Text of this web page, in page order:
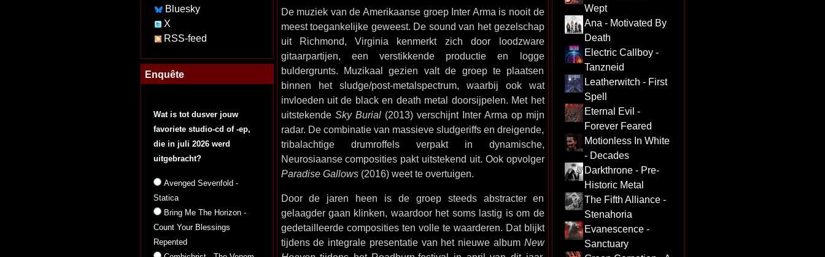
Bluesky
X
RSS-feed
Enquête
Wat is tot dusver jouw
favoriete studio-cd of -ep,
die in juli 2026 werd
uitgebracht?
Avenged Sevenfold -
Statica
Bring Me The Horizon -
Count Your Blessings
Repented
De muziek van de Amerikaanse groep Inter Arma is nooit de
meest toegankelijke geweest. De sound van het gezelschap
uit Richmond, Virginia kenmerkt zich door loodzware
gitaarpartijen, een verstikkende productie en logge
buldergrunts. Muzikaal gezien valt de groep te plaatsen
binnen het sludge/post-metalspectrum, waarbij ook wat
invloeden uit de black en death metal doorsijpelen. Met het
uitstekende Sky Burial(2013) verschijnt Inter Arma op mijn
radar. De combinatie van massieve sludgeriffs en dreigende,
tribalachtige drumroffels verpakt in dynamische,
Neurosiaanse composities pakt uitstekend uit. Ook opvolger
Paradise Gallows(2016) weet te overtuigen.
Door de jaren heen is de groep steeds abstracter en
gelaagder gaan klinken, waardoor het soms lastig is om de
gedetailleerde composities ten volle te waarderen. Dat blijkt
tijdens de integrale presentatie van het nieuwe album New
Wept
Ana - Motivated By
Death
Electric Callboy -
Tanzneid
Leatherwitch - First
Spell
Eternal Evil -
Forever Feared
Motionless In White
- Decades
Darkthrone - Pre-
Historic Metal
The Fifth Alliance -
Stenahoria
Evanescence -
Sanctuary